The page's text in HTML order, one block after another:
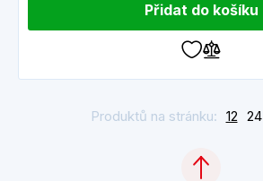
Přidat do košíku
Produktů na stránku: 12 24